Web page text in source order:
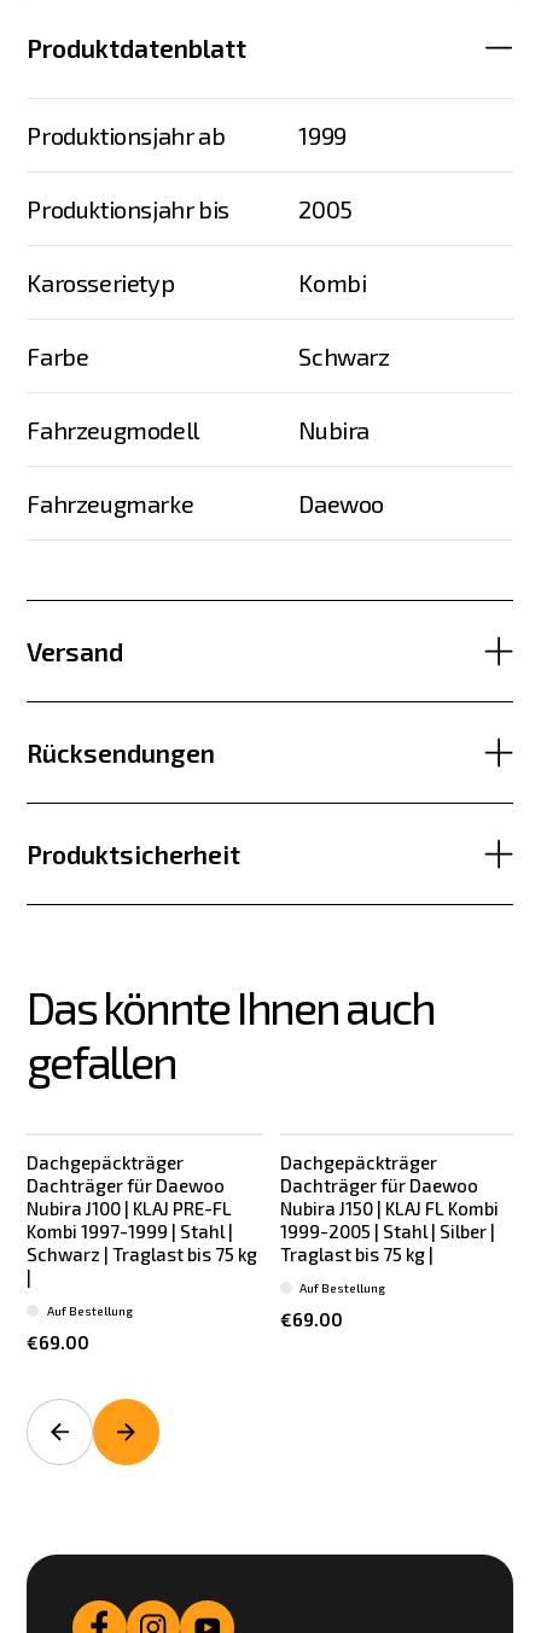
Produktdatenblatt
Produktionsjahr ab 1999
Produktionsjahr bis 2005
Karosserietyp Kombi
Farbe Schwarz
Fahrzeugmodell Nubira
Fahrzeugmarke Daewoo
Versand
Rücksendungen
Produktsicherheit
Das könnte Ihnen auch
gefallen
Dachgepäckträger
Dachträger für Daewoo
Nubira J100 | KLAJ PRE-FL
Kombi 1997-1999 | Stahl |
Schwarz | Traglast bis 75 kg
|
€69.00
Auf Bestellung
Dachgepäckträger
Dachträger für Daewoo
Nubira J150 | KLAJ FL Kombi
1999-2005 | Stahl | Silber |
Traglast bis 75 kg |
€69.00
Auf Bestellung